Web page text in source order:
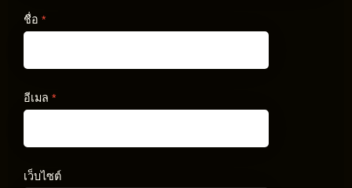
ชื่อ *
อีเมล *
เว็บไซต์